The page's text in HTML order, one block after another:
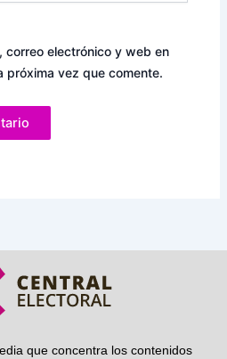
correo electrónico y web en
próxima vez que comente.
que concentra los contenidos